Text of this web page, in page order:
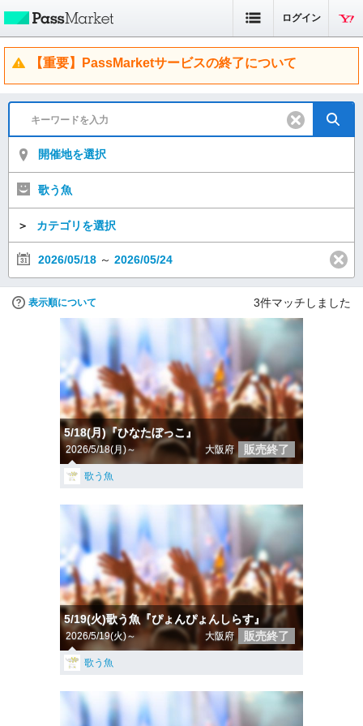
ログイン
【重要】PassMarketサービスの終了について
開催地を選択
歌う魚
＞ カテゴリを選択
2026/05/18 ～ 2026/05/24
表示順について 3件マッチしました
5/18(月)『ひなたぼっこ』
2026/5/18(月)～ 大阪府 販売終了
歌う魚
5/19(火)歌う魚『ぴょんぴょんしらす』
2026/5/19(火)～ 大阪府 販売終了
歌う魚